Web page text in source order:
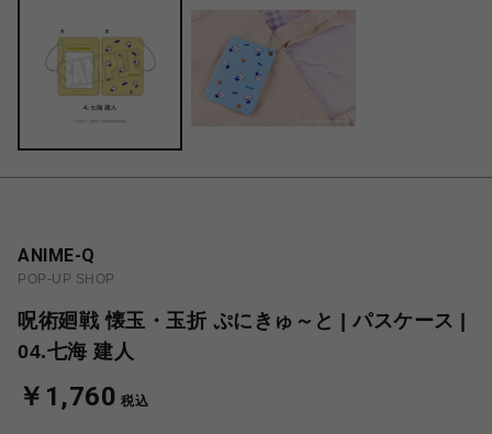
ANIME-Q
POP-UP SHOP
呪術廻戦 懐玉・玉折 ぷにきゅ～と | パスケース |
04.七海 建人
￥1,760 税込